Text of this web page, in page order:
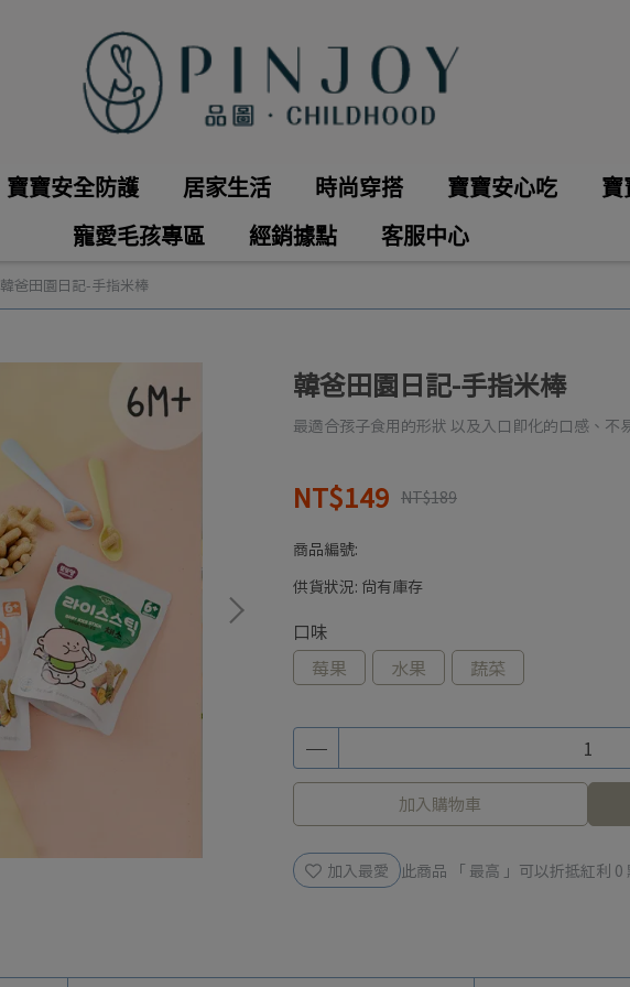
寶寶安全防護 居家生活 時尚穿搭 寶寶安心吃 寶
寵愛毛孩專區
經銷據點 客服中心
韓爸田園日記-手指米棒
韓爸田園日記-手指米棒
最適合孩子食用的形狀 以及入口即化的口感、不
NT$149 NT$189
商品編號:
供貨狀況: 尚有庫存
口味
莓果
水果 蔬菜
加入購物車
加入最愛 此商品 「 最高 」可以折抵紅利 0